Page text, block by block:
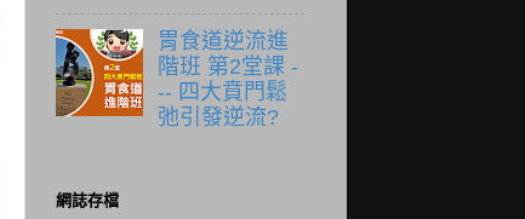
胃食道逆流進
階班 第2堂課 -
-- 四大賁門鬆
弛引發逆流?
網誌存檔